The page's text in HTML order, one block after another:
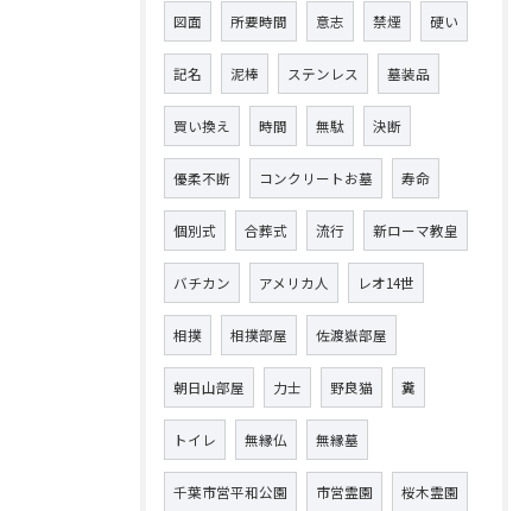
図面 所要時間 意志 禁煙 硬い
記名 泥棒 ステンレス 墓装品
買い換え 時間 無駄 決断
優柔不断 コンクリートお墓 寿命
個別式 合葬式 流行 新ローマ教皇
バチカン アメリカ人 レオ14世
相撲 相撲部屋 佐渡嶽部屋
朝日山部屋 力士 野良猫 糞
トイレ 無縁仏 無縁墓
千葉市営平和公園 市営霊園 桜木霊園